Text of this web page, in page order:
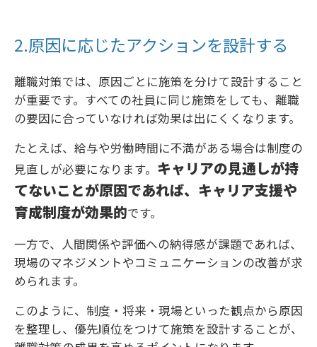
2.原因に応じたアクションを設計する
離職対策では、原因ごとに施策を分けて設計すること
が重要です。すべての社員に同じ施策をしても、離職
の要因に合っていなければ効果は出にくくなります。
たとえば、給与や労働時間に不満がある場合は制度の
見直しが必要になります。 キャリアの見通しが持
てないことが原因であれば、キャリア支援や
育成制度が効果的です。
一方で、人間関係や評価への納得感が課題であれば、
現場のマネジメントやコミュニケーションの改善が求
められます。
このように、制度・将来・現場といった観点から原因
を整理し、優先順位をつけて施策を設計することが、